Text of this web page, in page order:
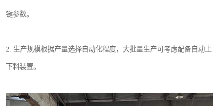
键参数。
2. 生产规模根据产量选择自动化程度，大批量生产可考虑配备自动上
下料装置。